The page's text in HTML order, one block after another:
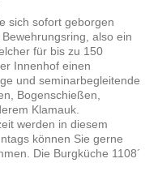
sich sofort geborgen
also ein
für bis zu 150
Innenhof einen
und seminarbegleitende
Bogenschießen,
Klamauk.
werden in diesem
können Sie gerne
Die Burgküche 1108´